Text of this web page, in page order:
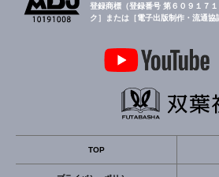
登録商標（登録番号 第６０９１７
ク］または［電子出版制作・流通協
TOP